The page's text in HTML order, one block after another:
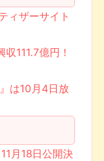
ィザーサイト
111.7億円！
は10月4日放
月18日公開決